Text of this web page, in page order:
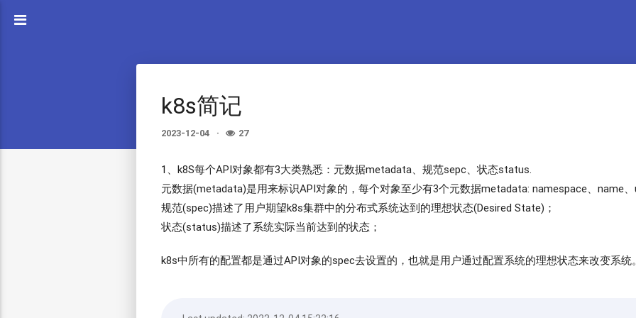
k8s简记
2023-12-04 27
1、k8S每个API对象都有3大类熟悉：元数据metadata、规范sepc、状态status.
元数据(metadata)是用来标识API对象的，每个对象至少有3个元数据metadata: namespace、name、
规范(spec)描述了用户期望k8s集群中的分布式系统达到的理想状态(Desired State)；
状态(status)描述了系统实际当前达到的状态；
k8s中所有的配置都是通过API对象的spec去设置的，也就是用户通过配置系统的理想状态来改变系统